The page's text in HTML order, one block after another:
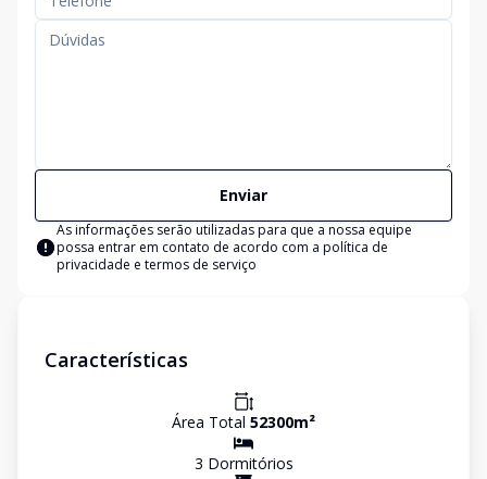
Enviar
As informações serão utilizadas para que a nossa equipe
possa entrar em contato de acordo com a política de
privacidade e termos de serviço
Características
Área Total 52300m²
3 Dormitórios